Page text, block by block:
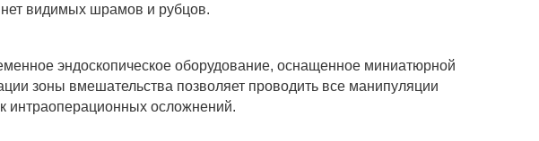
нет видимых шрамов и рубцов.
эндоскопическое оборудование, оснащенное миниатюрной
зоны вмешательства позволяет проводить все манипуляции
интраоперационных осложнений.